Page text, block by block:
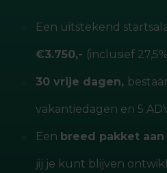
Een uitstekend
€3.750,- (inclusief
30 vrije dagen,
vakantiedagen en 5
Een breed pakket
jij je kunt blijven